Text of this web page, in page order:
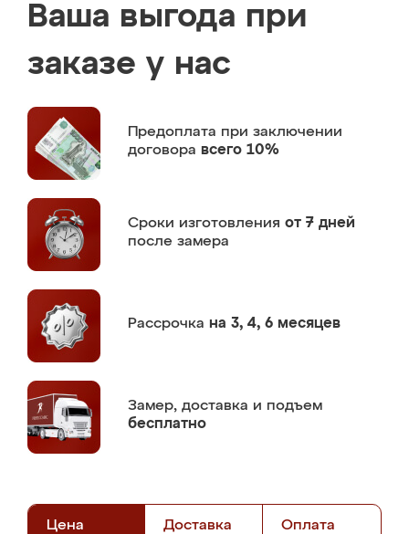
Ваша выгода при
заказе у нас
Предоплата при заключении
договора всего 10%
Сроки изготовления от 7 дней
после замера
Рассрочка на 3, 4, 6 месяцев
Замер, доставка и подъем
бесплатно
Цена Доставка Оплата